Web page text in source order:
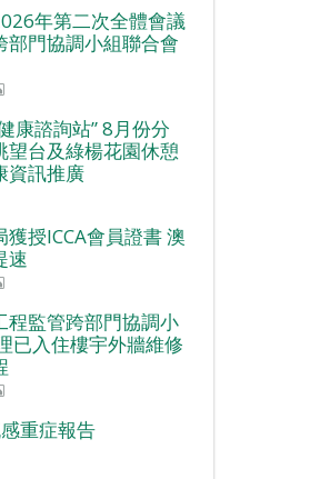
年第二次全體會議
部門協調小組聯合會
康諮詢站” 8月份分
望台及綠楊花園休憩
資訊推廣
授ICCA會員證書 澳
速
程監管跨部門協調小
已入住樓宇外牆維修
重症報告